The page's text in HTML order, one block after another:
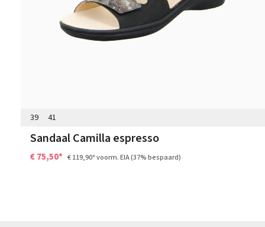
39 41
Sandaal Camilla espresso
€ 75,50* € 119,90*voorm. EIA(37% bespaard)